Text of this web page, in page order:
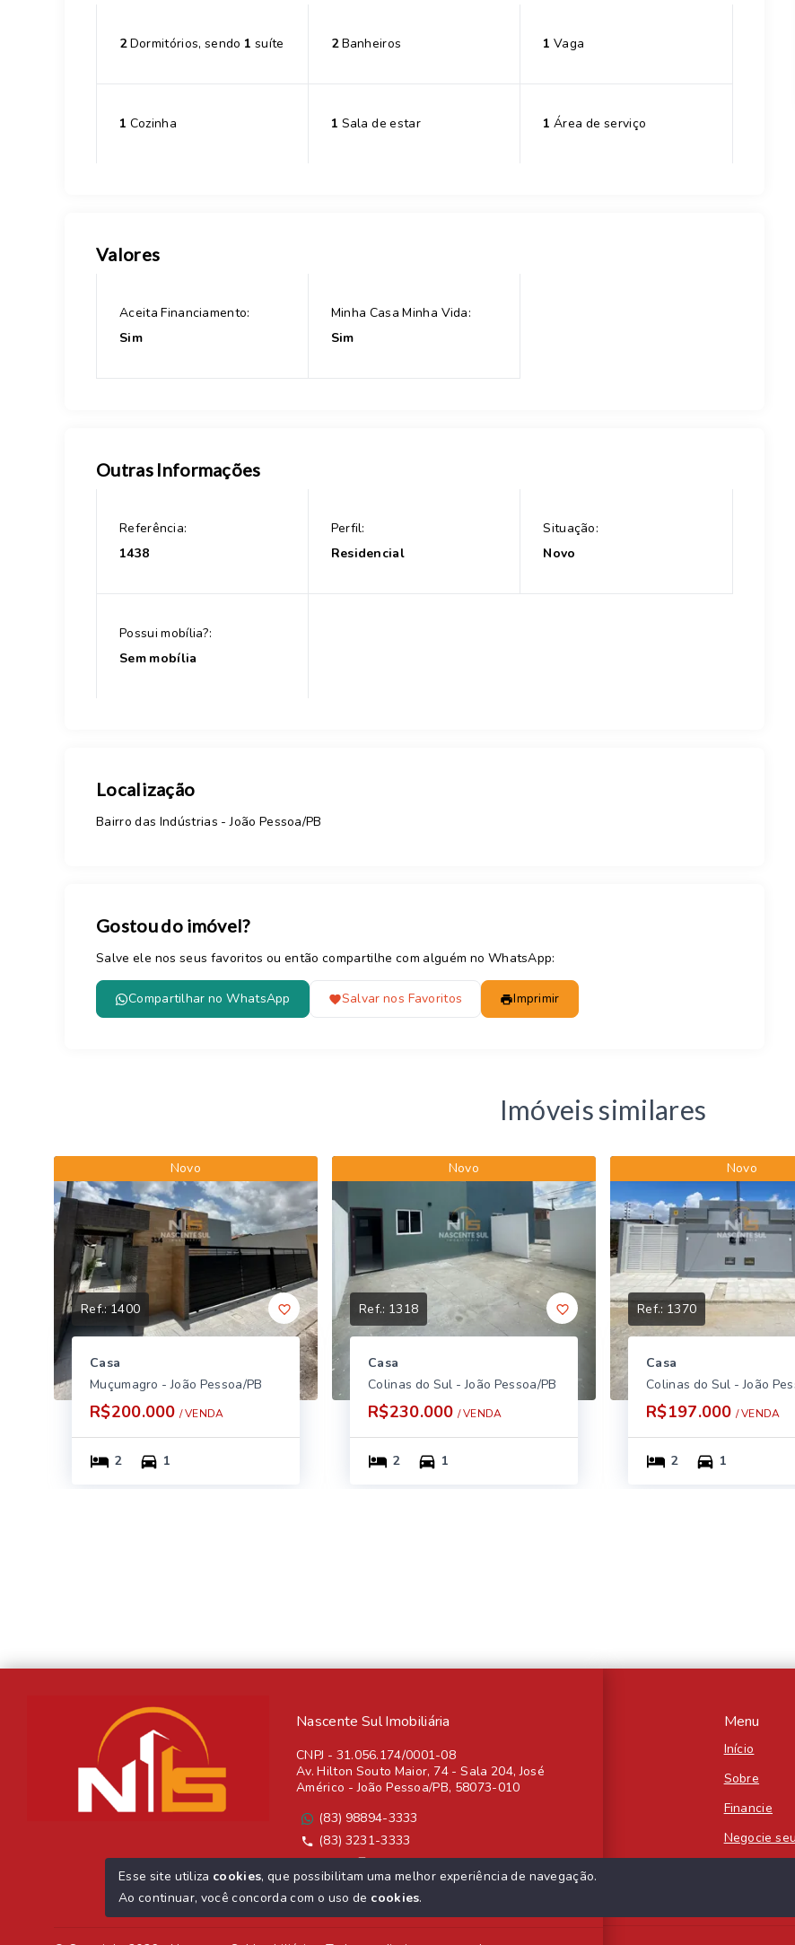
2Dormitórios, sendo 1 suíte 2Banheiros 1 Vaga
1 Cozinha 1 Sala de estar 1 Área de serviço
Valores
Aceita Financiamento:
Sim
Minha Casa Minha Vida:
Sim
Outras Informações
Referência:
1438
Perfil:
Residencial
Situação:
Novo
Possui mobília?:
Sem mobília
Localização
Bairro das Indústrias - João Pessoa/PB
Gostou do imóvel?
Salve ele nos seus favoritos ou então compartilhe com alguém no WhatsApp:
Compartilhar no WhatsApp Salvar nos Favoritos Imprimir
Imóveis similares
Novo
Ref.:1400
Casa
Muçumagro - João Pessoa/PB
R$200.000 / VENDA
2 1
Novo
Ref.: 1318
Casa
Colinas do Sul - João Pessoa/PB
R$230.000 / VENDA
2 1
Novo
Ref.: 1370
Casa
Colinas do Sul - João
R$197.000 / VENDA
2 1
Menu
Início
Sobre
Financie
Negocie
Nascente Sul Imobiliária
CNPJ - 31.056.174/0001-08
Av. Hilton Souto Maior, 74 - Sala 204, José
Américo - João Pessoa/PB, 58073-010
(83) 98894-3333
(83) 3231-3333
ver mais
Esse site utiliza cookies, que possibilitam uma melhor experiência de navegação.
Ao continuar, você concorda com o uso de cookies.